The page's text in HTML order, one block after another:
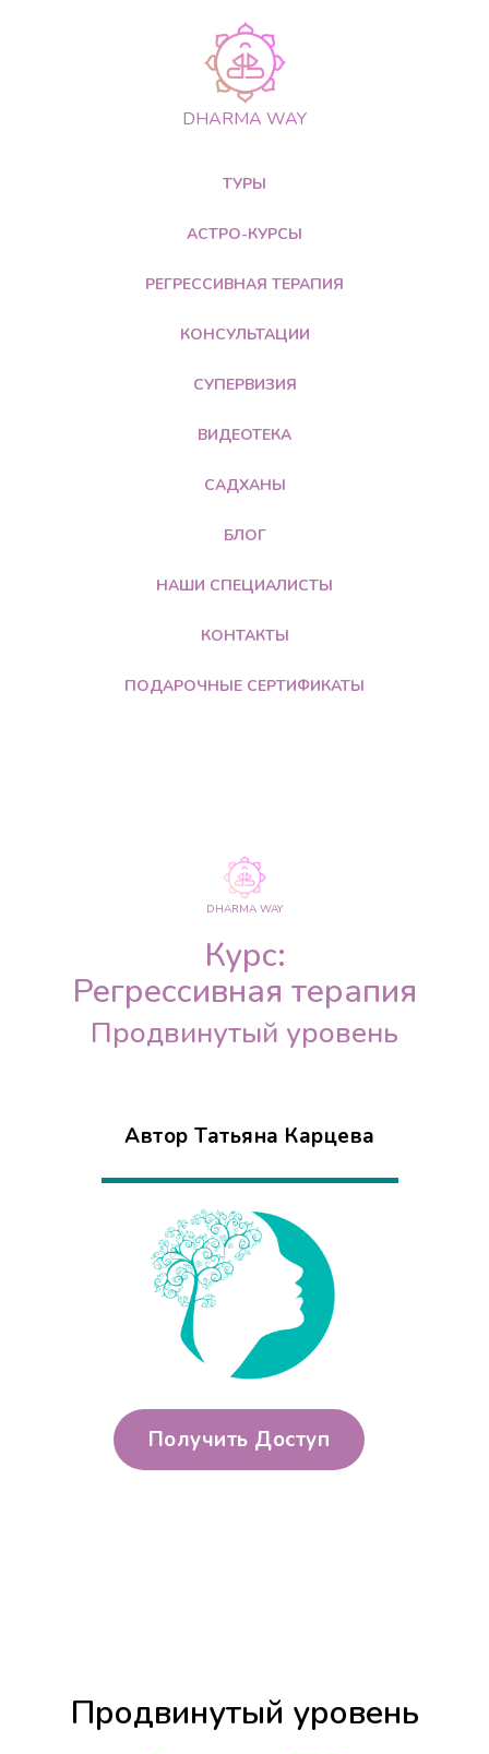
DHARMA WAY
ТУРЫ
АСТРО-КУРСЫ
РЕГРЕССИВНАЯ ТЕРАПИЯ
КОНСУЛЬТАЦИИ
СУПЕРВИЗИЯ
ВИДЕОТЕКА
САДХАНЫ
БЛОГ
НАШИ СПЕЦИАЛИСТЫ
КОНТАКТЫ
ПОДАРОЧНЫЕ СЕРТИФИКАТЫ
Получить Доступ
Курс:
Регрессивная терапия
DHARMA WAY
Автор Татьяна Карцева
Продвинутый уровень
Продвинутый уровень